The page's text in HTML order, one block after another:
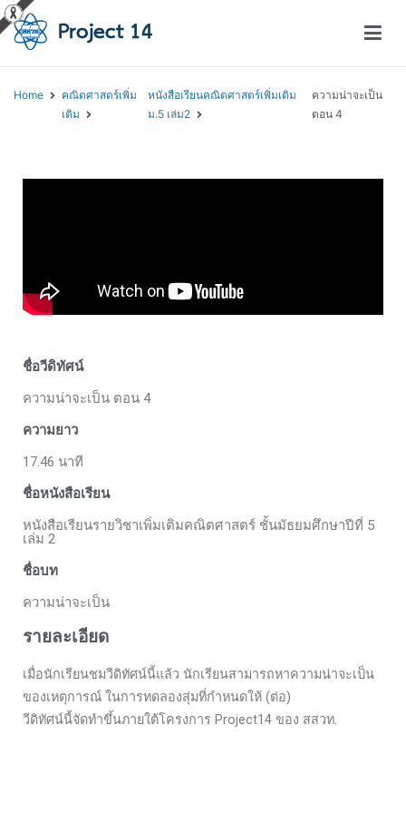
Home
คณิตศาสตร์เพิ่ม
เติม
หนังสือเรียนคณิตศาสตร์เพิ่มเติม
ม.5 เล่ม2
ความน่าจะเป็น
ตอน 4
ชื่อวีดิทัศน์
ความน่าจะเป็น ตอน 4
ความยาว
17.46 นาที
ชื่อหนังสือเรียน
หนังสือเรียนรายวิชาเพิ่มเติมคณิตศาสตร์ ชั้นมัธยมศึกษาปีที่ 5
เล่ม 2
ชื่อบท
ความน่าจะเป็น
รายละเอียด
เมื่อนักเรียนชมวีดิทัศน์นี้แล้ว นักเรียนสามารถหาความน่าจะเป็น
ของเหตุการณ์ ในการทดลองสุ่มที่กำหนดให้ (ต่อ)
วีดิทัศน์นี้จัดทำขึ้นภายใต้โครงการ Project14 ของ สสวท.